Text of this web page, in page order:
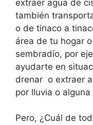
extraer agua de
también
o de tinaco a
área de tu hogar
sembradío, por
ayudarte en
drenar o extraer
por lluvia o alguna
Pero, ¿Cuál de